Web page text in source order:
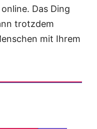
Das Ding
trotzdem
mit Ihrem